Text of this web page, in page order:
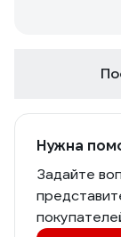
Нужна
Задайте